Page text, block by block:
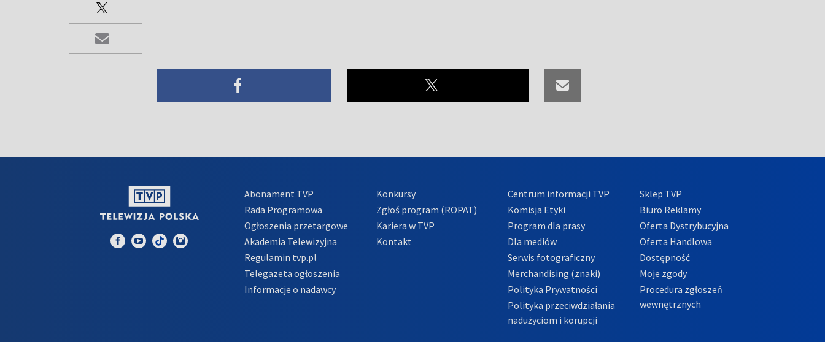
Abonament TVP
Rada Programowa
Ogłoszenia przetargowe
Akademia Telewizyjna
Regulamin tvp.pl
Telegazeta ogłoszenia
Informacje o nadawcy
Konkursy
Zgłoś program (ROPAT)
Kariera w TVP
Kontakt
Centrum informacji TVP
Komisja Etyki
Program dla prasy
Dla mediów
Serwis fotograficzny
Merchandising (znaki)
Polityka Prywatności
Polityka przeciwdziałania
nadużyciom i korupcji
Sklep TVP
Biuro Reklamy
Oferta Dystrybucyjna
Oferta Handlowa
Dostępność
Moje zgody
Procedura zgłoszeń
wewnętrznych